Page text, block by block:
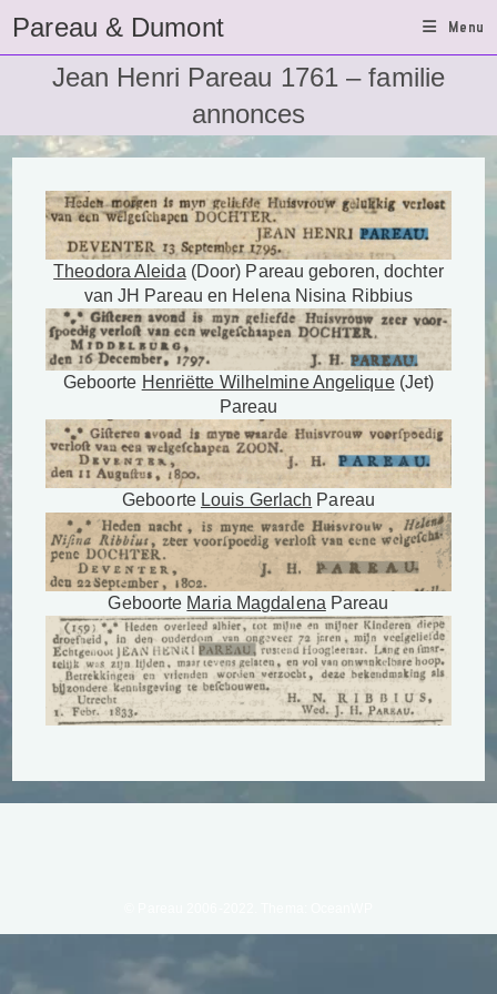
naar
inhoud
Pareau & Dumont Menu
Jean Henri Pareau 1761 – familie
annonces
Theodora Aleida (Door) Pareau geboren, dochter
van JH Pareau en Helena Nisina Ribbius
Geboorte Henriëtte Wilhelmine Angelique(Jet)
Pareau
Geboorte Louis Gerlach Pareau
Geboorte Maria Magdalena Pareau